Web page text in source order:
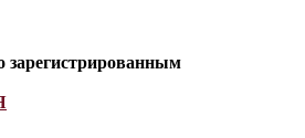
зарегистрированным